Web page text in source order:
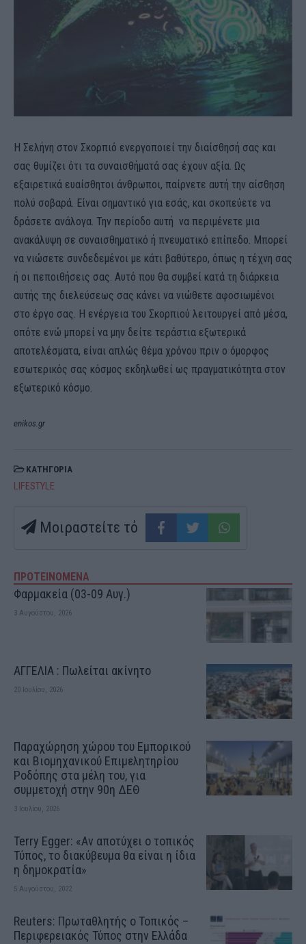
Η Σελήνη στον Σκορπιό ενεργοποιεί την διαίσθησή σας και
σας θυμίζει ότι τα συναισθήματά σας έχουν αξία. Ως
εξαιρετικά ευαίσθητοι άνθρωποι, παίρνετε αυτή την αίσθηση
πολύ σοβαρά. Είναι σημαντικό για εσάς, και σκοπεύετε να
δράσετε ανάλογα. Την περίοδο αυτή να περιμένετε μια
ανακάλυψη σε συναισθηματικό ή πνευματικό επίπεδο. Μπορεί
να νιώσετε συνδεδεμένοι με κάτι βαθύτερο, όπως η τέχνη σας
ή οι πεποιθήσεις σας. Αυτό που θα συμβεί κατά τη διάρκεια
αυτής της διελεύσεως σας κάνει να νιώθετε αφοσιωμένοι
στο έργο σας. Η ενέργεια του Σκορπιού λειτουργεί από μέσα,
οπότε ενώ μπορεί να μην δείτε τεράστια εξωτερικά
αποτελέσματα, είναι απλώς θέμα χρόνου πριν ο όμορφος
εσωτερικός σας κόσμος εκδηλωθεί ως πραγματικότητα στον
εξωτερικό κόσμο.
enikos.gr
ΚΑΤΗΓΟΡΙΑ
LIFESTYLE
Μοιραστείτε τό
ΠΡΟΤΕΙΝΟΜΕΝΑ
Φαρμακεία (03-09 Αυγ.)
3 Αυγούστου, 2026
ΑΓΓΕΛΙΑ : Πωλείται ακίνητο
20 Ιουλίου, 2026
Παραχώρηση χώρου του Εμπορικού
και Βιομηχανικού Επιμελητηρίου
Ροδόπης στα μέλη του, για
συμμετοχή στην 90η ΔΕΘ
3 Ιουλίου, 2026
Terry Egger: «Αν αποτύχει ο τοπικός
Τύπος, το διακύβευμα θα είναι η ίδια
η δημοκρατία»
5 Αυγούστου, 2022
Reuters: Πρωταθλητής ο Τοπικός –
Περιφερειακός Τύπος στην Ελλάδα